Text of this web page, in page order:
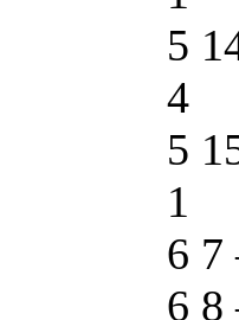
5
4
5
1
6 7
6 8